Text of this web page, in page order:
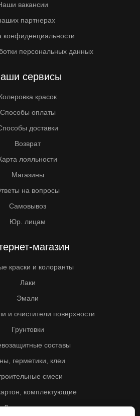
вакансии
партнерах
конфиденциальности
персональных данных
сервисы
красок
Способы оплаты
доставки
Возврат
лояльности
Магазины
на вопросы
Самовывоз
Юр. лицам
магазин
краски и колоранты
Лаки
Эмали
и очистители поверхности
Грунтовки
составы
герметики, клеи
смеси
комплектующие
Другие товары